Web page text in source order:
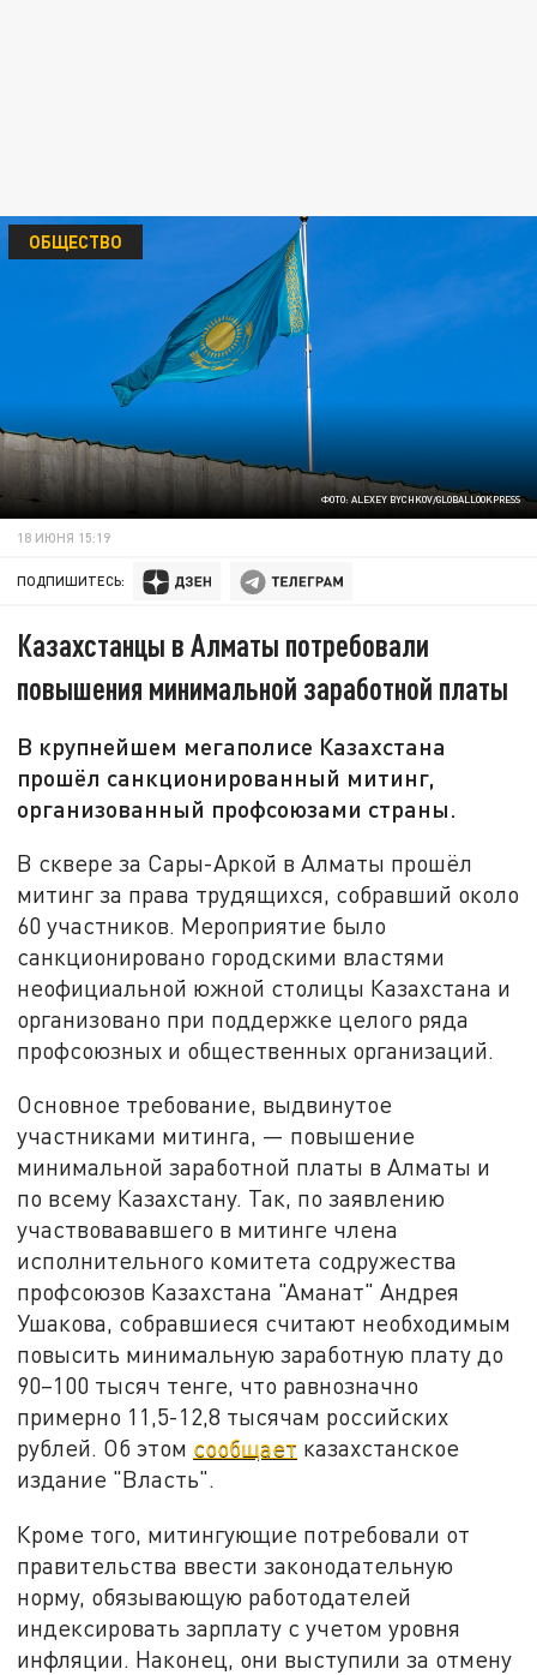
ФОТО: ALEXEY BYCHKOV/GLOBALLOOKPRESS
ОБЩЕСТВО
18 ИЮНЯ 15:19
ПОДПИШИТЕСЬ:
Казахстанцы в Алматы потребовали
повышения минимальной заработной платы
В крупнейшем мегаполисе Казахстана
прошёл санкционированный митинг,
организованный профсоюзами страны.
В сквере за Сары-Аркой в Алматы прошёл
митинг за права трудящихся, собравший около
60 участников. Мероприятие было
санкционировано городскими властями
неофициальной южной столицы Казахстана и
организовано при поддержке целого ряда
профсоюзных и общественных организаций.
Основное требование, выдвинутое
участниками митинга, — повышение
минимальной заработной платы в Алматы и
по всему Казахстану. Так, по заявлению
участвовававшего в митинге члена
исполнительного комитета содружества
профсоюзов Казахстана "Аманат" Андрея
Ушакова, собравшиеся считают необходимым
повысить минимальную заработную плату до
90–100 тысяч тенге, что равнозначно
примерно 11,5-12,8 тысячам российских
рублей. Об этом сообщает казахстанское
издание "Власть".
Кроме того, митингующие потребовали от
правительства ввести законодательную
норму, обязывающую работодателей
индексировать зарплату с учетом уровня
инфляции. Наконец, они выступили за отмену